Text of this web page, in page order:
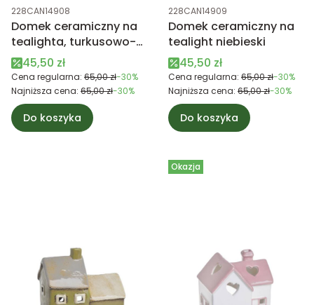
Kod produktu
228CAN14908
Domek ceramiczny na
tealighta, turkusowo-
beżowy
Cena promocyjna
45,50 zł
Cena regularna: 65,00 zł-30%
Najniższa cena: 65,00 zł-30%
Do koszyka
Kod produktu
228CAN14909
Domek ceramiczny na
tealight niebieski
Cena promocyjna
45,50 zł
Cena regularna: 65,00 zł-30%
Najniższa cena: 65,00 zł-30%
Do koszyka
Okazja